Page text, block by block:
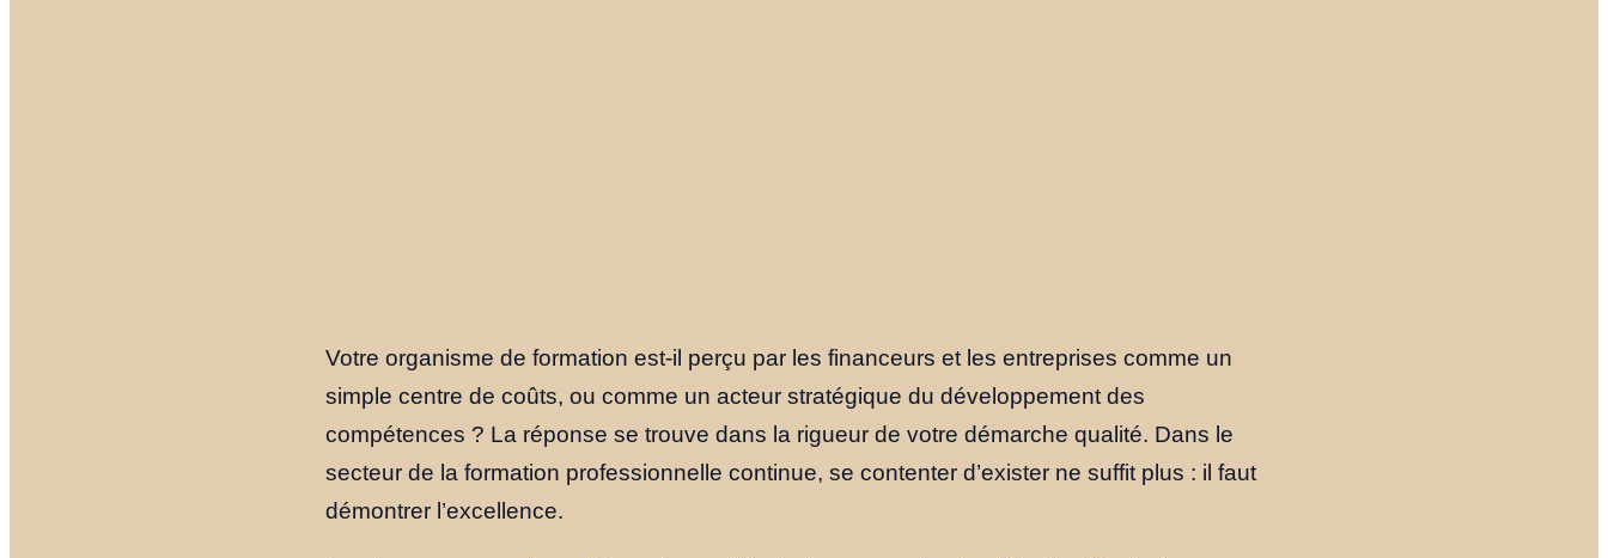
Votre organisme de formation est-il perçu par les financeurs et les entreprises comme un
simple centre de coûts, ou comme un acteur stratégique du développement des
compétences ? La réponse se trouve dans la rigueur de votre démarche qualité. Dans le
secteur de la formation professionnelle continue, se contenter d’exister ne suffit plus : il faut
démontrer l’excellence.